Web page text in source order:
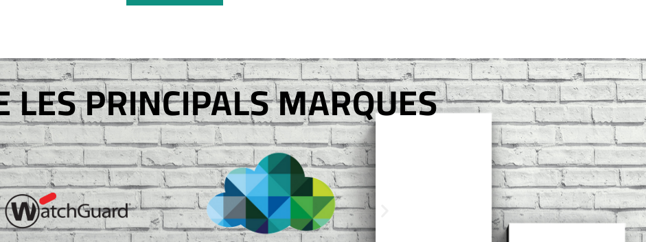
LES PRINCIPALS MARQUES